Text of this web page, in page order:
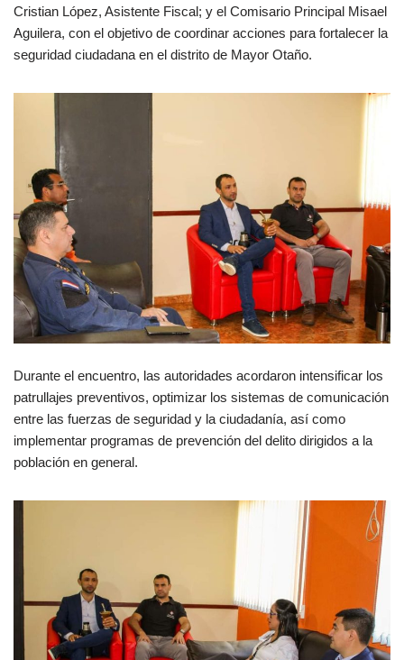
Cristian López, Asistente Fiscal; y el Comisario Principal Misael
Aguilera, con el objetivo de coordinar acciones para fortalecer la
seguridad ciudadana en el distrito de Mayor Otaño.
Durante el encuentro, las autoridades acordaron intensificar los
patrullajes preventivos, optimizar los sistemas de comunicación
entre las fuerzas de seguridad y la ciudadanía, así como
implementar programas de prevención del delito dirigidos a la
población en general.